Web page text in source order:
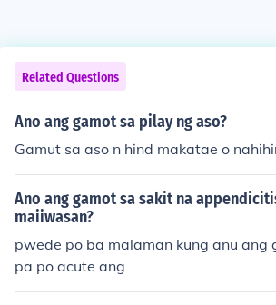
Related Questions
Ano ang gamot sa pilay ng aso?
Gamut sa aso n hind makatae o
Ano ang gamot sa sakit na
maiiwasan?
pwede po ba malaman kung anu ang
pa po acute ang